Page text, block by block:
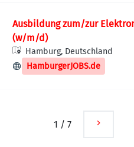
Ausbildung zum/zur
(w/m/d)
Hamburg, Deutschland
HamburgerJOBS.de
1 / 7